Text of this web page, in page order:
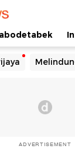
ADVERTISEMENT